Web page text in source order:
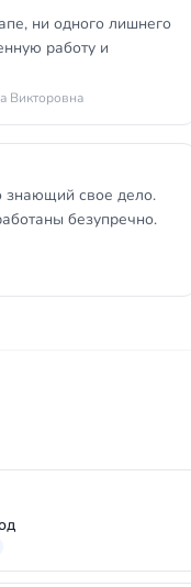
ни одного лишнего
работу и
Викторовна
знающий свое дело.
безупречно.